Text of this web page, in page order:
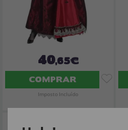
40,65€
COMPRAR
Imposto Incluído